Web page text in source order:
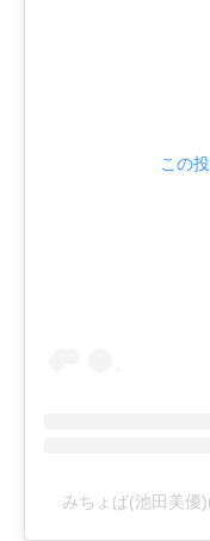
この
みちょぱ(池田美優